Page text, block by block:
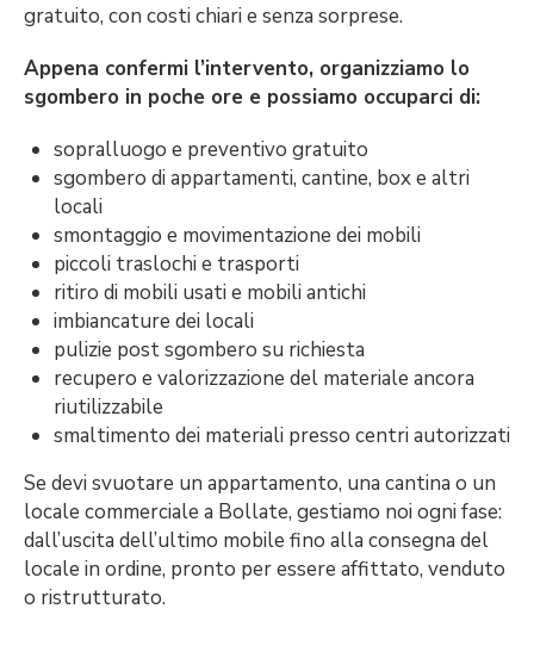
gratuito, con costi chiari e senza sorprese.
Appena confermi l’intervento, organizziamo lo
sgombero in poche ore e possiamo occuparci di:
sopralluogo e preventivo gratuito
sgombero di appartamenti, cantine, box e altri
locali
smontaggio e movimentazione dei mobili
piccoli traslochi e trasporti
ritiro di mobili usati e mobili antichi
imbiancature dei locali
pulizie post sgombero su richiesta
recupero e valorizzazione del materiale ancora
riutilizzabile
smaltimento dei materiali presso centri autorizzati
Se devi svuotare un appartamento, una cantina o un
locale commerciale a Bollate, gestiamo noi ogni fase:
dall’uscita dell’ultimo mobile fino alla consegna del
locale in ordine, pronto per essere affittato, venduto
o ristrutturato.